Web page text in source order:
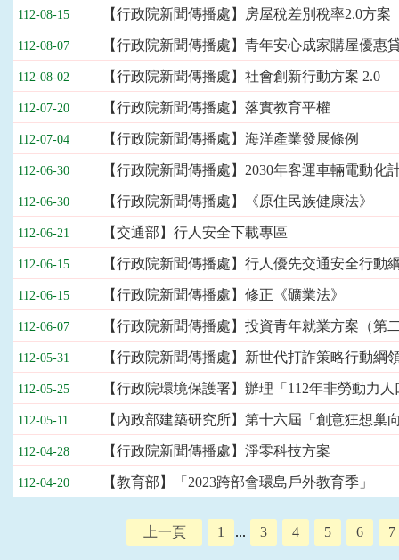
位
依
序
登
日
期、
112-08-15 【行政院新聞傳播處】房屋稅差別稅率2.0方案
112-08-07 【行政院新聞傳播處】青年安心成家購屋優惠
112-08-02 【行政院新聞傳播處】社會創新行動方案 2.0
112-07-20 【行政院新聞傳播處】落實教育平權
112-07-04 【行政院新聞傳播處】海洋產業發展條例
112-06-30 【行政院新聞傳播處】2030年客運車輛電動化
112-06-30 【行政院新聞傳播處】《原住民族健康法》
112-06-21 【交通部】行人安全下載專區
112-06-15 【行政院新聞傳播處】行人優先交通安全行動
112-06-15 【行政院新聞傳播處】修正《礦業法》
112-06-07 【行政院新聞傳播處】投資青年就業方案（第
112-05-31 【行政院新聞傳播處】新世代打詐策略行動綱
112-05-25 【行政院環境保護署】辦理「112年非勞動力
112-05-11 【內政部建築研究所】第十六屆「創意狂想巢
112-04-28 【行政院新聞傳播處】淨零科技方案
112-04-20 【教育部】「2023跨部會環島戶外教育季」
上一頁 1 ... 3 4 5 6 7